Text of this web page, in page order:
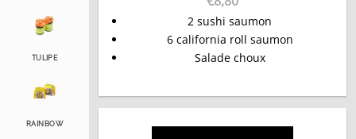
TULIPE
RAINBOW
2 sushi saumon
6 california roll saumon
Salade choux